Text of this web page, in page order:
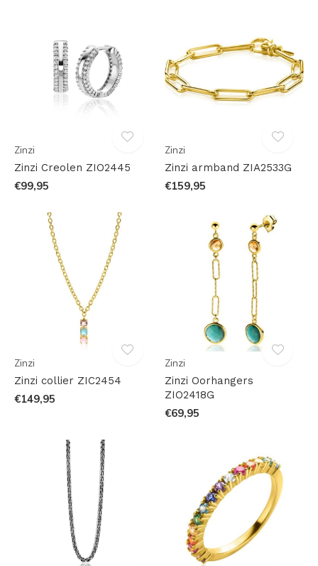
Zinzi
Zinzi Creolen ZIO2445
€99,95
Zinzi
Zinzi armband ZIA2533G
€159,95
Zinzi
Zinzi collier ZIC2454
€149,95
Zinzi
Zinzi Oorhangers
ZIO2418G
€69,95